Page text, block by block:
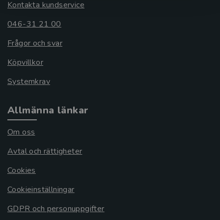
Kontakta kundservice
046-31 21 00
Frågor och svar
Köpvillkor
Systemkrav
Allmänna länkar
Om oss
Avtal och rättigheter
Cookies
Cookieinställningar
GDPR och personuppgifter